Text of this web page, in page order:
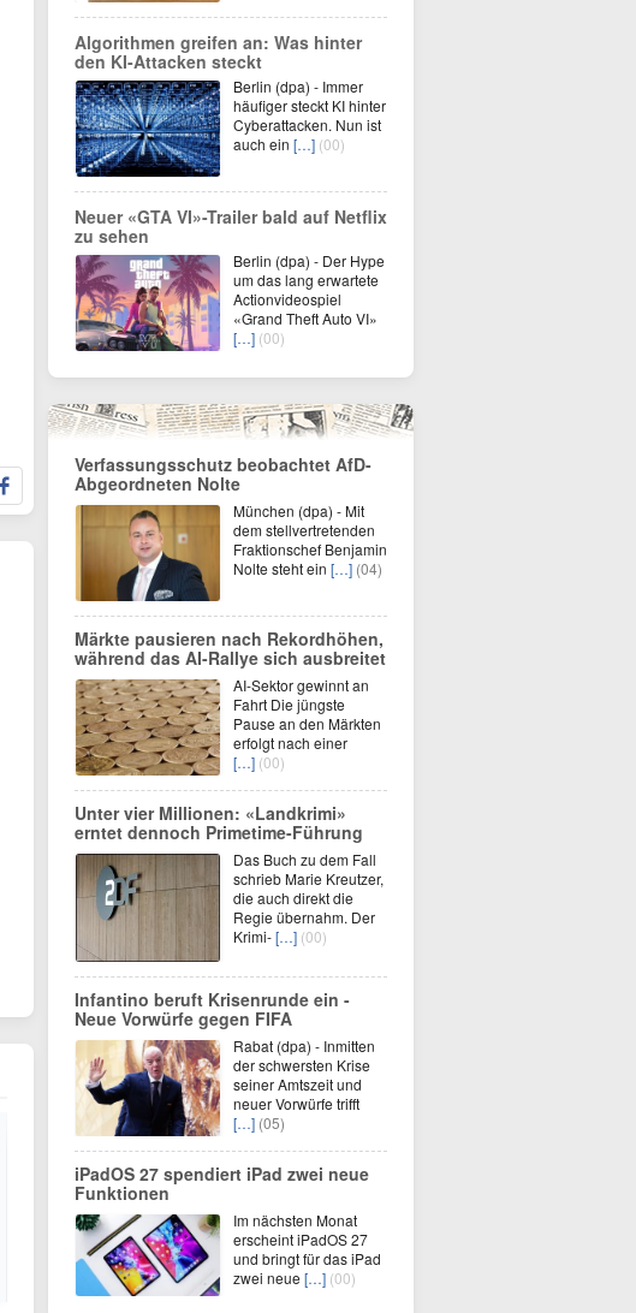
Algorithmen greifen an: Was hinter
den KI-Attacken steckt
Berlin (dpa) - Immer
häufiger steckt KI hinter
Cyberattacken. Nun ist
auch ein […] (00)
Neuer «GTA VI»-Trailer bald auf Netflix
zu sehen
Berlin (dpa) - Der Hype
um das lang erwartete
Actionvideospiel
«Grand Theft Auto VI»
[…] (00)
Verfassungsschutz beobachtet AfD-
Abgeordneten Nolte
München (dpa) - Mit
dem stellvertretenden
Fraktionschef Benjamin
Nolte steht ein […] (04)
Märkte pausieren nach Rekordhöhen,
während das AI-Rallye sich ausbreitet
AI-Sektor gewinnt an
Fahrt Die jüngste
Pause an den Märkten
erfolgt nach einer
[…] (00)
Unter vier Millionen: «Landkrimi»
erntet dennoch Primetime-Führung
Das Buch zu dem Fall
schrieb Marie Kreutzer,
die auch direkt die
Regie übernahm. Der
Krimi-[…] (00)
Infantino beruft Krisenrunde ein -
Neue Vorwürfe gegen FIFA
Rabat (dpa) - Inmitten
der schwersten Krise
seiner Amtszeit und
neuer Vorwürfe trifft
[…] (05)
iPadOS 27 spendiert iPad zwei neue
Funktionen
Im nächsten Monat
erscheint iPadOS 27
und bringt für das iPad
zwei neue […] (00)